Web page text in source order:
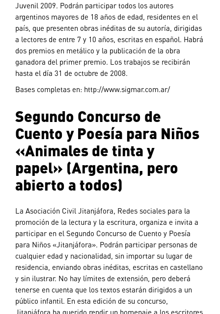
Juvenil 2009. Podrán participar todos los autores
argentinos mayores de 18 años de edad, residentes en el
país, que presenten obras inéditas de su autoría, dirigidas
a lectores de entre 7 y 10 años, escritas en español. Habrá
dos premios en metálico y la publicación de la obra
ganadora del primer premio. Los trabajos se recibirán
hasta el día 31 de octubre de 2008.
Bases completas en: http://www.sigmar.com.ar/
Segundo Concurso de
Cuento y Poesía para Niños
«Animales de tinta y
papel» (Argentina, pero
abierto a todos)
La Asociación Civil Jitanjáfora, Redes sociales para la
promoción de la lectura y la escritura, organiza e invita a
participar en el Segundo Concurso de Cuento y Poesía
para Niños «Jitanjáfora». Podrán participar personas de
cualquier edad y nacionalidad, sin importar su lugar de
residencia, enviando obras inéditas, escritas en castellano
y sin ilustrar. No hay límites de extensión, pero deberá
tenerse en cuenta que los textos estarán dirigidos a un
público infantil. En esta edición de su concurso,
Jitanjáfora ha querido rendir un homenaje a los escritores